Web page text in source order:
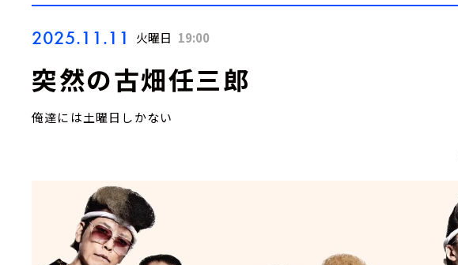
Podcast
2025.11.11 火曜日 19:00
突然の古畑任三郎
俺達には土曜日しかない